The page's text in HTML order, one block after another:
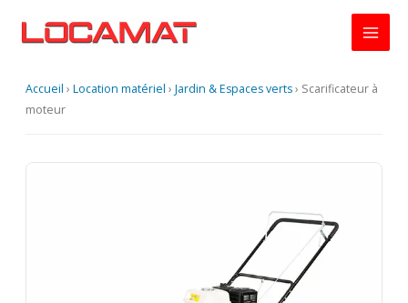
Accueil › Location matériel › Jardin & Espaces verts› Scarificateur à
moteur